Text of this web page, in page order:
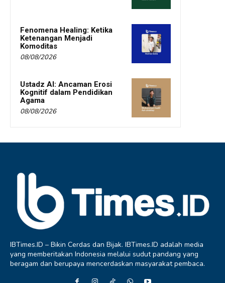
Fenomena Healing: Ketika
Ketenangan Menjadi
Komoditas
08/08/2026
Ustadz AI: Ancaman Erosi
Kognitif dalam Pendidikan
Agama
08/08/2026
IBTimes.ID – Bikin Cerdas dan Bijak. IBTimes.ID adalah media
yang memberitakan Indonesia melalui sudut pandang yang
beragam dan berupaya mencerdaskan masyarakat pembaca.